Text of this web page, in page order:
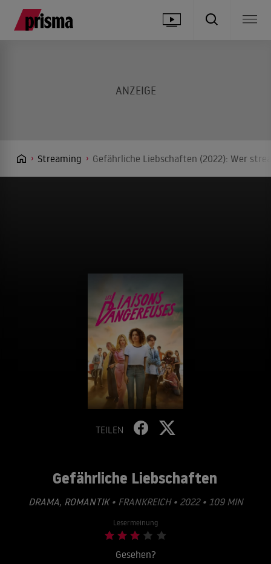
Streaming Gefährliche Liebschaften (2022): Wer
TEILEN
Gefährliche Liebschaften
DRAMA, ROMANTIK• FRANKREICH • 2022 • 109 MIN
Lesermeinung
Gesehen?